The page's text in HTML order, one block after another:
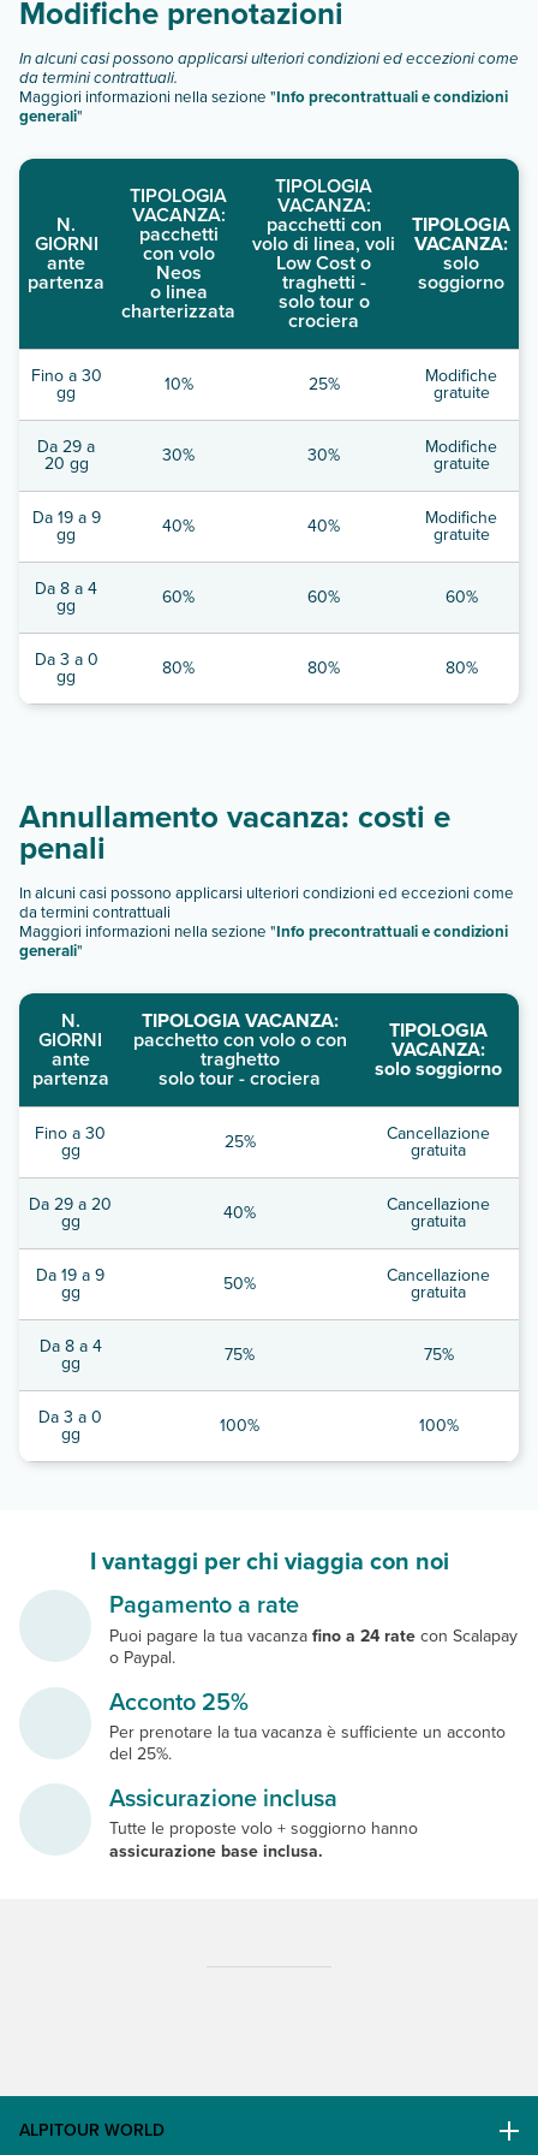
junior suite accessibile
Scopri tutti i dettagli nel paragrafo dedicato "Info e
descrizione".
Modifiche prenotazioni
In alcuni casi possono applicarsi ulteriori condizioni ed eccezioni come
da termini contrattuali.
Maggiori informazioni nella sezione "Info precontrattuali e condizioni
generali"
N.
GIORNI
ante
partenza
TIPOLOGIA
VACANZA:
pacchetti
con volo
Neos
o linea
charterizzata
TIPOLOGIA
VACANZA:
pacchetti con
volo di linea, voli
Low Cost o
traghetti -
solo tour o
crociera
TIPOLOGIA
VACANZA:
solo
soggiorno
Fino a 30
gg 10% 25% Modifiche
gratuite
Da 29 a
20 gg 30% 30% Modifiche
gratuite
Da 19 a 9
gg 40% 40% Modifiche
gratuite
Da 8 a 4
gg 60% 60% 60%
Da 3 a 0
gg 80% 80% 80%
Annullamento vacanza: costi e
penali
In alcuni casi possono applicarsi ulteriori condizioni ed eccezioni come
da termini contrattuali
Maggiori informazioni nella sezione "Info precontrattuali e condizioni
generali"
N.
GIORNI
ante
partenza
TIPOLOGIA VACANZA:
pacchetto con volo o con
traghetto
solo tour - crociera
TIPOLOGIA
VACANZA:
solo soggiorno
Fino a 30
gg 25% Cancellazione
gratuita
Da 29 a 20
gg 40% Cancellazione
gratuita
Da 19 a 9
gg 50% Cancellazione
gratuita
Da 8 a 4
gg 75% 75%
Da 3 a 0
gg 100% 100%
I vantaggi per chi viaggia con noi
Pagamento a rate
Puoi pagare la tua vacanza fino a 24 rate con Scalapay
o Paypal.
Acconto 25%
Per prenotare la tua vacanza è sufficiente un acconto
del 25%.
Assicurazione inclusa
Tutte le proposte volo + soggiorno hanno
assicurazione base inclusa.
ALPITOUR WORLD